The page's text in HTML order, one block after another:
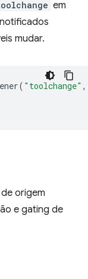
em
mudar.
( "toolchange" ,
origem
e gating de